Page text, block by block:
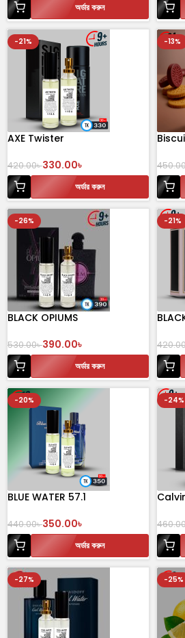
অর্ডার করুন
-21%
AXE Twister
420.00৳330.00৳
অর্ডার করুন
-13%
-26%
BLACK OPIUMS
530.00৳390.00৳
অর্ডার করুন
-21%
-20%
BLUE WATER 57.1
440.00৳350.00৳
অর্ডার করুন
-24%
-27% -25%